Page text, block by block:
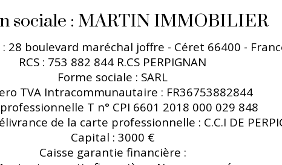
sociale : MARTIN IMMOBILIER
: 28 boulevard maréchal joffre - Céret 66400 -
RCS : 753 882 844 R.CS PERPIGNAN
Forme sociale : SARL
TVA Intracommunautaire : FR36753882844
T n° CPI 6601 2018 000 029 848
de la carte professionnelle : C.C.I DE
Capital : 3000 €
Caisse garantie financière :